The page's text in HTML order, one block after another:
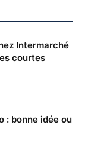
Intermarché
courtes
: bonne idée ou